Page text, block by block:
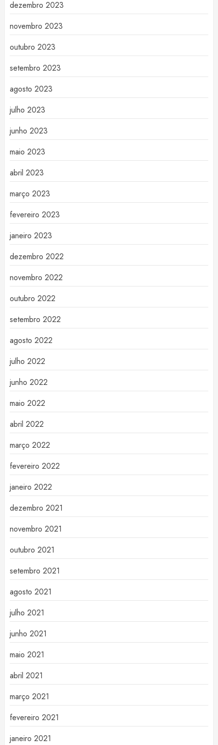
dezembro 2023
novembro 2023
outubro 2023
setembro 2023
agosto 2023
julho 2023
junho 2023
maio 2023
abril 2023
março 2023
fevereiro 2023
janeiro 2023
dezembro 2022
novembro 2022
outubro 2022
setembro 2022
agosto 2022
julho 2022
junho 2022
maio 2022
abril 2022
março 2022
fevereiro 2022
janeiro 2022
dezembro 2021
novembro 2021
outubro 2021
setembro 2021
agosto 2021
julho 2021
junho 2021
maio 2021
abril 2021
março 2021
fevereiro 2021
janeiro 2021